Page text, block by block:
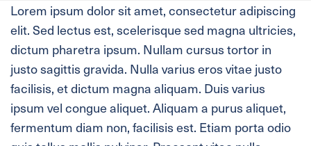
Lorem ipsum dolor sit amet, consectetur adipiscing
elit. Sed lectus est, scelerisque sed magna ultricies,
dictum pharetra ipsum. Nullam cursus tortor in
justo sagittis gravida. Nulla varius eros vitae justo
facilisis, et dictum magna aliquam. Duis varius
ipsum vel congue aliquet. Aliquam a purus aliquet,
fermentum diam non, facilisis est. Etiam porta odio